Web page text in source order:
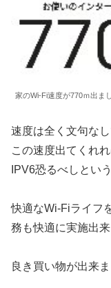
家のWi-Fi速度が770ｍ出ま
速度は全く文句なし
この速度出てくれ
IPV6恐るべしとい
快適なWi-Fiライフ
務も快適に実施出来
良き買い物が出来